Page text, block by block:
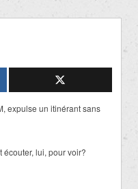
expulse un itinérant sans
lui, pour voir?